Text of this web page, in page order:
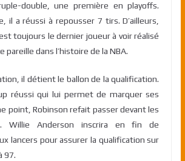
double, une première en playoffs.
il a réussi à repousser 7 tirs. D’ailleurs,
toujours le dernier joueur à voir réalisé
pareille dans l’histoire de la NBA.
il détient le ballon de la qualification.
réussi qui lui permet de marquer ses
point, Robinson refait passer devant les
Willie Anderson inscrira en fin de
lancers pour assurer la qualification sur
97.